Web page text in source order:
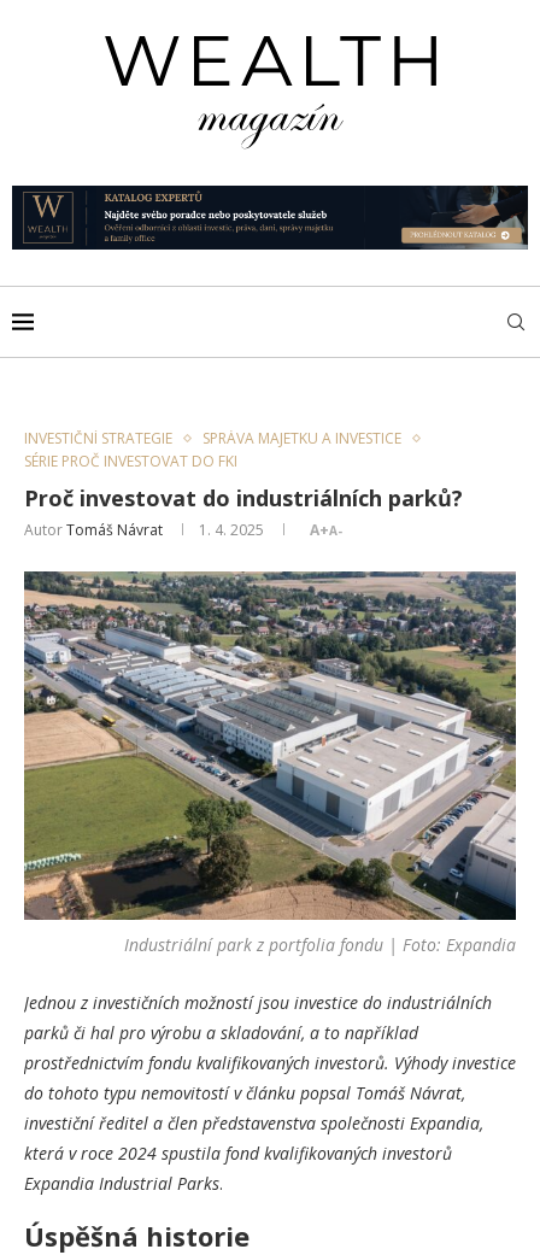
INVESTIČNÍ STRATEGIE
SPRÁVA MAJETKU A INVESTICE
SÉRIE PROČ INVESTOVAT DO FKI
Proč investovat do industriálních parků?
AutorTomáš Návrat 1. 4. 2025 A+A-
Industriální park z portfolia fondu | Foto: Expandia
Jednou z investičních možností jsou investice do industriálních
parků či hal pro výrobu a skladování, a to například
prostřednictvím fondu kvalifikovaných investorů. Výhody investice
do tohoto typu nemovitostí v článku popsal Tomáš Návrat,
investiční ředitel a člen představenstva společnosti Expandia,
která v roce 2024 spustila fond kvalifikovaných investorů
Expandia Industrial Parks.
Úspěšná historie